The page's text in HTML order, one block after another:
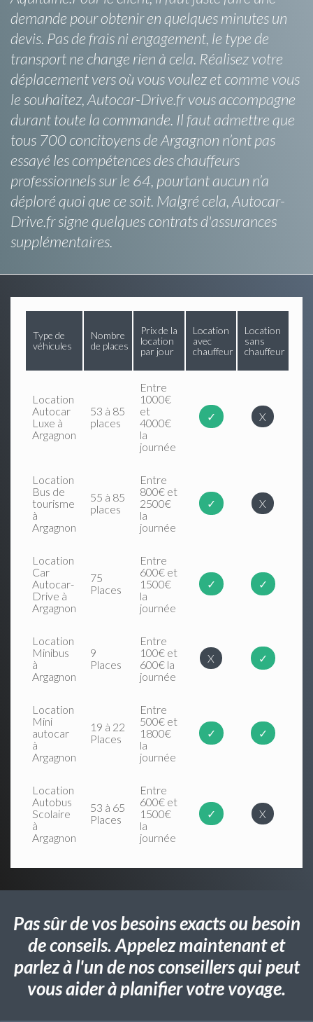
demande pour obtenir en quelques minutes un
devis. Pas de frais ni engagement, le type de
transport ne change rien à cela. Réalisez votre
déplacement vers où vous voulez et comme vous
le souhaitez, Autocar-Drive.fr vous accompagne
durant toute la commande. Il faut admettre que
tous 700 concitoyens de Argagnon n’ont pas
essayé les compétences des chauffeurs
professionnels sur le 64, pourtant aucun n’a
déploré quoi que ce soit. Malgré cela, Autocar-
Drive.fr signe quelques contrats d'assurances
supplémentaires.
Type de
véhicules
Nombre
de places
Prix de la
location
par jour
Location
avec
chauffeur
Location
sans
chauffeur
Location
Autocar
Luxe à
Argagnon
53 à 85
places
Entre
1000€
et
4000€
la
journée
✓ X
Location
Bus de
tourisme
à
Argagnon
55 à 85
places
Entre
800€ et
2500€
la
journée
✓ X
Location
Car
Autocar-
Drive à
Argagnon
75
Places
Entre
600€ et
1500€
la
journée
✓ ✓
Location
Minibus
à
Argagnon
9
Places
Entre
100€ et
600€ la
journée
X ✓
Location
Mini
autocar
à
Argagnon
19 à 22
Places
Entre
500€ et
1800€
la
journée
✓ ✓
Location
Autobus
Scolaire
à
Argagnon
53 à 65
Places
Entre
600€ et
1500€
la
journée
✓ X
Pas sûr de vos besoins exacts ou besoin
de conseils. Appelez maintenant et
parlez à l'un de nos conseillers qui peut
vous aider à planifier votre voyage.